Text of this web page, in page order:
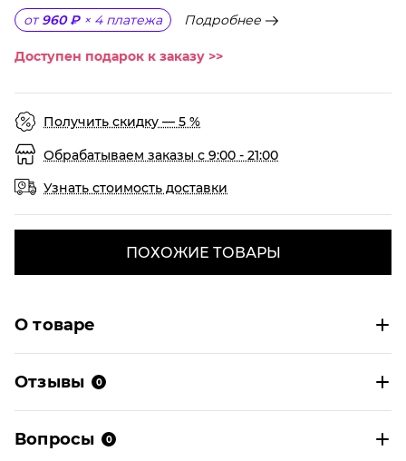
от 960 ₽ × 4 платежа Подробнее
Доступен подарок к заказу >>
Получить скидку — 5 %
Обрабатываем заказы с 9:00 - 21:00
Узнать стоимость доставки
ПОХОЖИЕ ТОВАРЫ
О товаре
Отзывы 0
Вопросы 0